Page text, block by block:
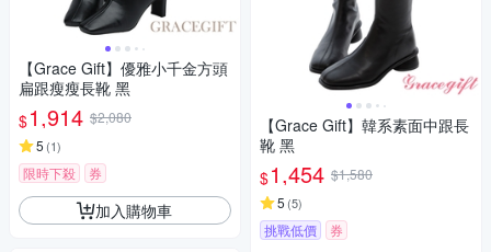
【Grace Gift】優雅小千金方頭
扁跟瘦瘦長靴 黑
$1,914 $2,080
5 (1)
限時下殺 券
加入購物車
【Grace Gift】韓系素面中跟長
靴 黑
$1,454 $1,580
5 (5)
挑戰低價 券